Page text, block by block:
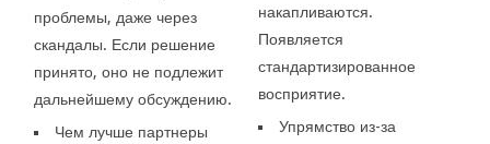
проблемы, даже через
скандалы. Если решение
принято, оно не подлежит
дальнейшему обсуждению.
Чем лучше партнеры
накапливаются.
Появляется
стандартизированное
восприятие.
Упрямство из-за